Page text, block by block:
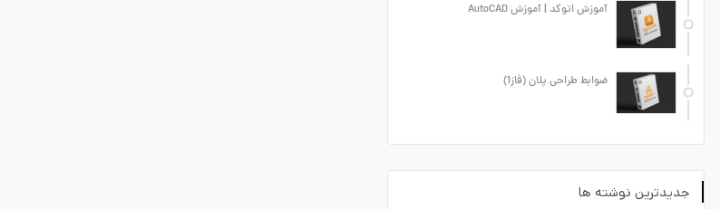
آموزش اتوکد | آموزش AutoCAD
ضوابط طراحی پلان (فاز1)
جدیدترین نوشته ها